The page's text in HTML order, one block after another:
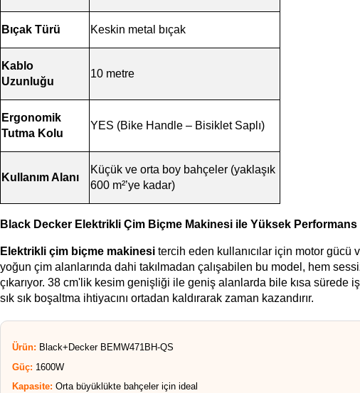
Bıçak Türü Keskin metal bıçak
Kablo
Uzunluğu
10 metre
Ergonomik
Tutma Kolu
YES (Bike Handle – Bisiklet Saplı)
Kullanım Alanı
Küçük ve orta boy bahçeler (yaklaşık
600 m²’ye kadar)
Black Decker Elektrikli Çim Biçme Makinesi ile Yüksek Performans
Elektrikli çim biçme makinesi tercih eden kullanıcılar için motor gücü
yoğun çim alanlarında dahi takılmadan çalışabilen bu model, hem
çıkarıyor. 38 cm'lik kesim genişliği ile geniş alanlarda bile kısa
sık sık boşaltma ihtiyacını ortadan kaldırarak zaman kazandırır.
Ürün: Black+Decker BEMW471BH-QS
Güç: 1600W
Kapasite: Orta büyüklükte bahçeler için ideal